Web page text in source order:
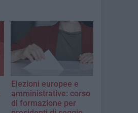
Elezioni europee e
amministrative: corso
di formazione per